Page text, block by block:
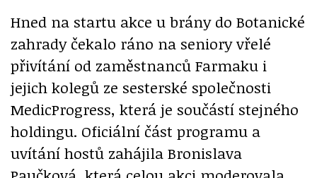
Hned na startu akce u brány do Botanické
zahrady čekalo ráno na seniory vřelé
přivítání od zaměstnanců Farmaku i
jejich kolegů ze sesterské společnosti
MedicProgress, která je součástí stejného
holdingu. Oficiální část programu a
uvítání hostů zahájila Bronislava